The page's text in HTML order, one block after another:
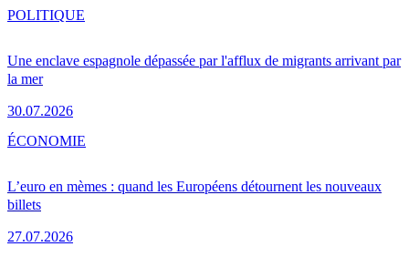
Une enclave espagnole dépassée par l'afflux de migrants arrivant par
la mer
30.07.2026
POLITIQUE
L’euro en mèmes : quand les Européens détournent les nouveaux
billets
27.07.2026
ÉCONOMIE